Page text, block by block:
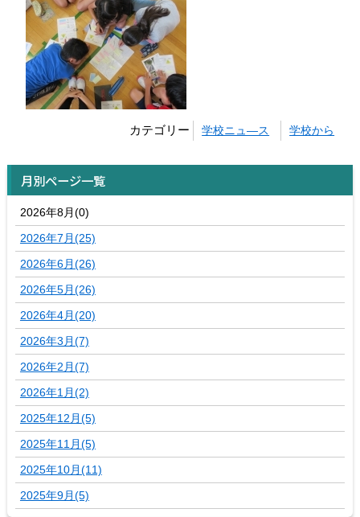
カテゴリー 学校ニュ―ス 学校から
月別ページ一覧
2026年8月(0)
2026年7月(25)
2026年6月(26)
2026年5月(26)
2026年4月(20)
2026年3月(7)
2026年2月(7)
2026年1月(2)
2025年12月(5)
2025年11月(5)
2025年10月(11)
2025年9月(5)